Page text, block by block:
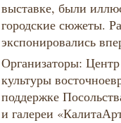
выставке, были
городские сюжеты.
экспонировались
Организаторы:
культуры
поддержке
и галереи